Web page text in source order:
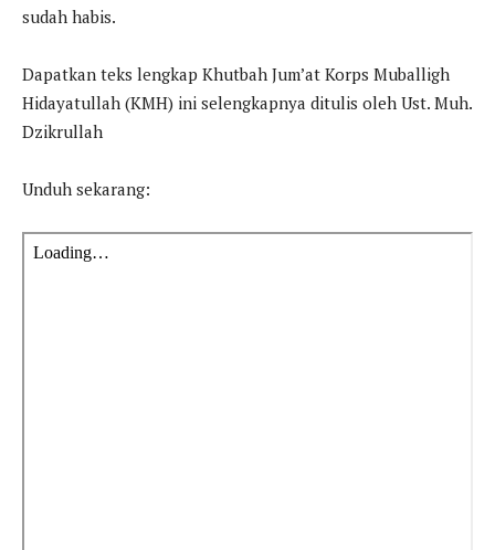
sudah habis.
Dapatkan teks lengkap Khutbah Jum’at Korps Muballigh
Hidayatullah (KMH) ini selengkapnya ditulis oleh Ust. Muh.
Dzikrullah
Unduh sekarang: